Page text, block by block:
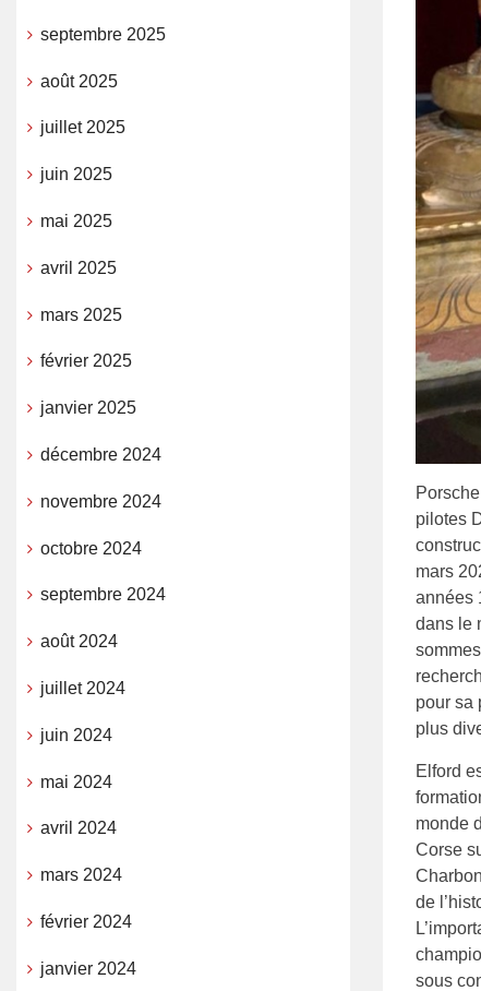
pilotes
mars
années
dans le
pour sa
plus
Elford
monde
Corse
de
sous
septembre 2025
août 2025
juillet 2025
juin 2025
mai 2025
avril 2025
mars 2025
février 2025
janvier 2025
décembre 2024
novembre 2024
octobre 2024
septembre 2024
août 2024
juillet 2024
juin 2024
mai 2024
avril 2024
mars 2024
février 2024
janvier 2024